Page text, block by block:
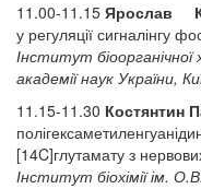
11.00-11.15 Ярослав
у регуляції сигналінгу
Інститут біоорганічної
академії наук України,
11.15-11.30 Костянтин
[14C]глутамату з
Інститут біохімії ім.